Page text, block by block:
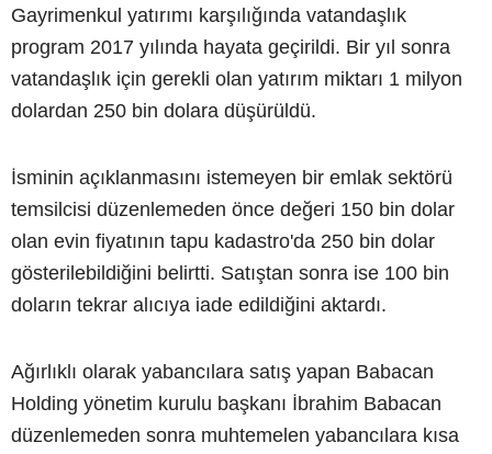
Gayrimenkul yatırımı karşılığında vatandaşlık
program 2017 yılında hayata geçirildi. Bir yıl sonra
vatandaşlık için gerekli olan yatırım miktarı 1 milyon
dolardan 250 bin dolara düşürüldü.
İsminin açıklanmasını istemeyen bir emlak sektörü
temsilcisi düzenlemeden önce değeri 150 bin dolar
olan evin fiyatının tapu kadastro'da 250 bin dolar
gösterilebildiğini belirtti. Satıştan sonra ise 100 bin
doların tekrar alıcıya iade edildiğini aktardı.
Ağırlıklı olarak yabancılara satış yapan Babacan
Holding yönetim kurulu başkanı İbrahim Babacan
düzenlemeden sonra muhtemelen yabancılara kısa